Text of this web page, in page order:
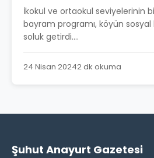
İkokul ve ortaokul seviyelerinin
bayram programı, köyün
soluk getirdi....
24 Nisan 20242 dk okuma
Şuhut Anayurt Gazetesi